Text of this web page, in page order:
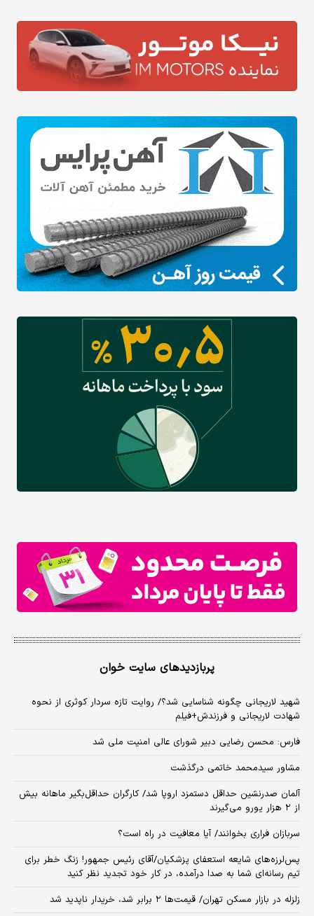
پربازدیدهای سایت خوان
شهید لاریجانی چگونه شناسایی شد؟/ روایت تازه سردار کوثری از نحوه
شهادت لاریجانی و فرزندش+فیلم
فارس: محسن رضایی دبیر شورای عالی امنیت ملی شد
مشاور سیدمحمد خاتمی درگذشت
آلمان صدرنشین حداقل دستمزد اروپا شد/ کارگران حداقل‌بگیر ماهانه بیش
از ۲ هزار یورو می‌گیرند
سربازان فراری بخوانند/ آیا معافیت در راه است؟
پس‌لرزه‌های شایعه استعفای پزشکیان/آقای رئیس جمهور! زنگ خطر برای
تیم رسانه‌ای شما به صدا درآمده، در کار خود تجدید نظر کنید
زلزله در بازار مسکن تهران/ قیمت‌ها ۲ برابر شد، خریدار ناپدید شد